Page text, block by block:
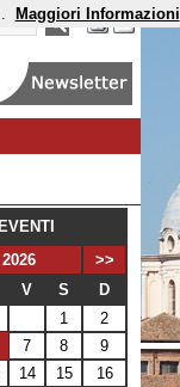
>>
V S
D
1
2
7 8
9
14 15
16
Maggiori Informazioni